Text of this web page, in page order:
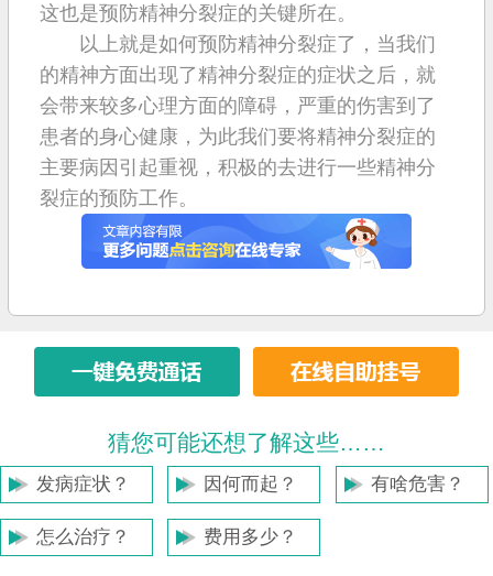
这也是预防精神分裂症的关键所在。
以上就是如何预防精神分裂症了，当我们
的精神方面出现了精神分裂症的症状之后，就
会带来较多心理方面的障碍，严重的伤害到了
患者的身心健康，为此我们要将精神分裂症的
主要病因引起重视，积极的去进行一些精神分
裂症的预防工作。
猜您可能还想了解这些……
发病症状？ 因何而起？ 有啥危害？
怎么治疗？ 费用多少？